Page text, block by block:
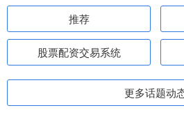
推荐
股票配资交易系统
更多话题动